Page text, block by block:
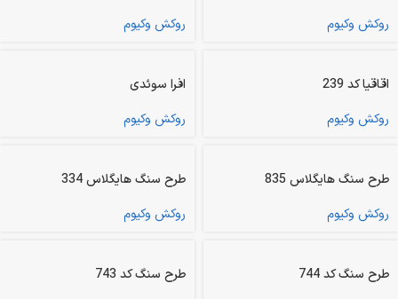
روکش وکیوم
روکش وکیوم
اقاقیا کد 239
روکش وکیوم
افرا سوئدی
روکش وکیوم
طرح سنگ هایگلاس 835
روکش وکیوم
طرح سنگ هایگلاس 334
روکش وکیوم
طرح سنگ کد 744
طرح سنگ کد 743